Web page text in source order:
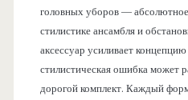
головных уборов —
стилистике ансамбля и
аксессуар усиливает
стилистическая ошибка может
дорогой комплект. Каждый